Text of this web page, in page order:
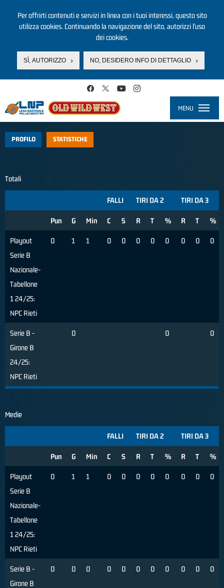
Per offrirti contenuti e servizi in linea con i tuoi interessi, questo sito
utilizza cookies. Continuando la navigazione del sito, autorizzi l’uso
dei cookies.
SÌ, AUTORIZZO NO, DESIDERO INFO DI DETTAGLIO
MENU
PROFILO STATISTICHE
Totali
FALLI TIRI DA 2 TIRI DA 3
Pun G Min C S R T % R T %
Playout
Serie B
Nazionale-
Tabellone
1 24/25:
NPC Rieti
0 1 1 0 0 0 0 0 0 0 0
Serie B -
Girone B
24/25:
NPC Rieti
0 0 0
Medie
FALLI TIRI DA 2 TIRI DA 3
Pun G Min C S R T % R T %
Playout
Serie B
Nazionale-
Tabellone
1 24/25:
NPC Rieti
0 1 1 0 0 0 0 0 0 0 0
Serie B -
Girone B
0 0 0 0 0 0 0 0 0 0 0